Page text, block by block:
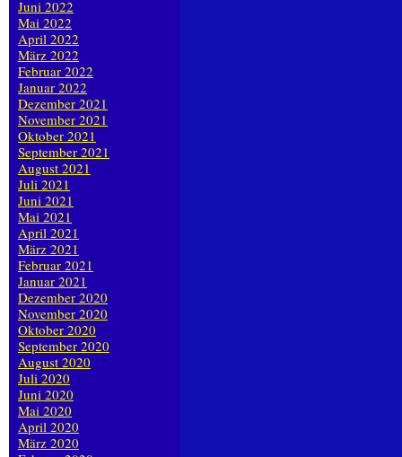
Juni 2022
Mai 2022
April 2022
März 2022
Februar 2022
Januar 2022
Dezember 2021
November 2021
Oktober 2021
September 2021
August 2021
Juli 2021
Juni 2021
Mai 2021
April 2021
März 2021
Februar 2021
Januar 2021
Dezember 2020
November 2020
Oktober 2020
September 2020
August 2020
Juli 2020
Juni 2020
Mai 2020
April 2020
März 2020